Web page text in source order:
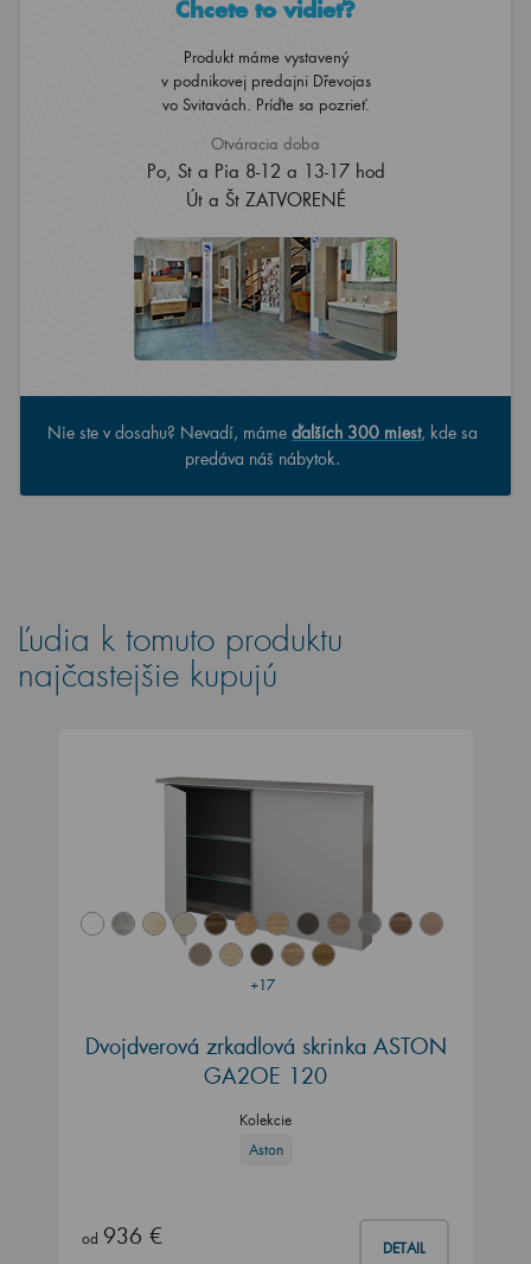
Chcete to vidieť?
Produkt máme vystavený
v podnikovej predajni Dřevojas
vo Svitavách. Príďte sa pozrieť.
Otváracia doba
Po, St a Pia 8-12 a 13-17 hod
Út a Št ZATVORENÉ
Nie ste v dosahu? Nevadí, máme ďalších 300 miest, kde sa
predáva náš nábytok.
Ľudia k tomuto produktu
najčastejšie kupujú
+17
Dvojdverová zrkadlová skrinka ASTON
GA2OE 120
Kolekcie
Aston
od 936 € DETAIL